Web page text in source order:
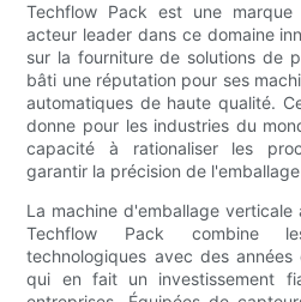
Techflow Pack est une
acteur leader dans ce domaine
sur la fourniture de solutions de
bâti une réputation pour ses
automatiques de haute qualité.
donne pour les industries du
capacité à rationaliser les
garantir la précision de
La machine d'emballage
Techflow Pack combine
technologiques avec des
qui en fait un investissement